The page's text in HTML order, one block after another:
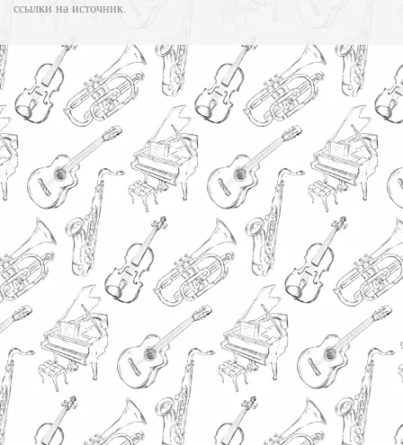
ссылки на источник.